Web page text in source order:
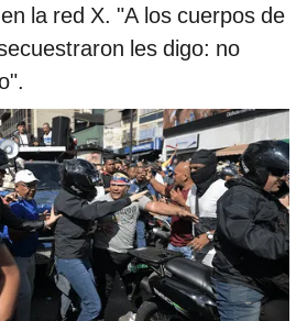
la red X. "A los cuerpos de
les digo: no